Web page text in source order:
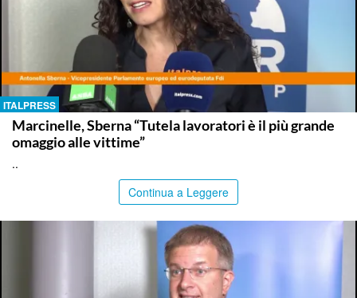
ITALPRESS
Marcinelle, Sberna “Tutela lavoratori è il più grande
omaggio alle vittime”
..
Continua a Leggere